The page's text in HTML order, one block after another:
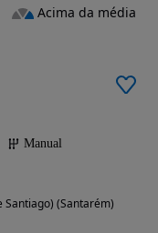
Manual
Santiago) (Santarém)
Acima da média